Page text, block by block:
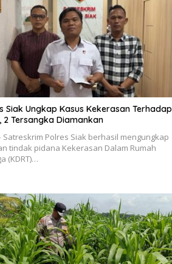
Siak Ungkap Kasus Kekerasan Terhadap
2 Tersangka Diamankan
Satreskrim Polres Siak berhasil mengungkap
tindak pidana Kekerasan Dalam Rumah
(KDRT)…